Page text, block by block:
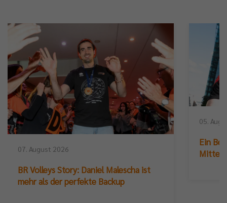
07. August 2026
BR Volleys Story: Daniel Malescha ist
mehr als der perfekte Backup
05.
Ein